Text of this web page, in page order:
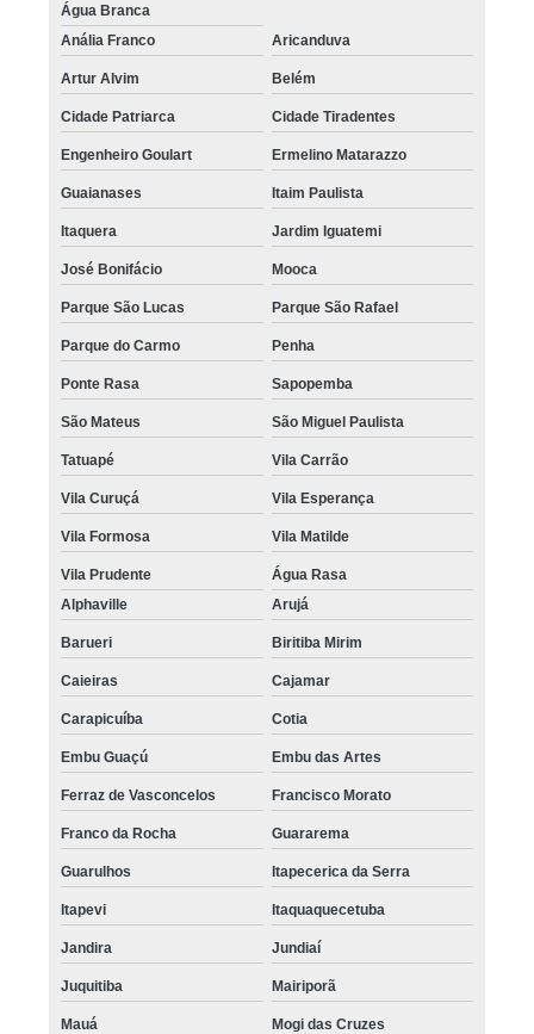
Água Branca
Anália Franco
Aricanduva
Artur Alvim Belém
Cidade Patriarca Cidade Tiradentes
Engenheiro Goulart Ermelino Matarazzo
Guaianases Itaim Paulista
Itaquera Jardim Iguatemi
José Bonifácio Mooca
Parque São Lucas Parque São Rafael
Parque do Carmo Penha
Ponte Rasa Sapopemba
São Mateus São Miguel Paulista
Tatuapé Vila Carrão
Vila Curuçá Vila Esperança
Vila Formosa Vila Matilde
Vila Prudente
Água Rasa
Alphaville
Arujá
Barueri Biritiba Mirim
Caieiras Cajamar
Carapicuíba Cotia
Embu Guaçú Embu das Artes
Ferraz de Vasconcelos Francisco Morato
Franco da Rocha Guararema
Guarulhos Itapecerica da Serra
Itapevi Itaquaquecetuba
Jandira Jundiaí
Juquitiba Mairiporã
Mauá Mogi das Cruzes